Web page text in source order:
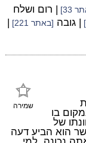
33] | רום ושלח
| גובה [באתר 221]
|
שמירה
בו
של
הוא הביע דעה